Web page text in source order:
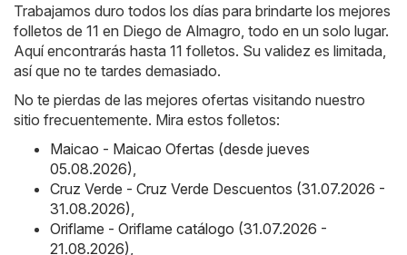
Trabajamos duro todos los días para brindarte los mejores
folletos de 11 en Diego de Almagro, todo en un solo lugar.
Aquí encontrarás hasta 11 folletos. Su validez es limitada,
así que no te tardes demasiado.
No te pierdas de las mejores ofertas visitando nuestro
sitio frecuentemente. Mira estos folletos:
Maicao - Maicao Ofertas (desde jueves
05.08.2026)
Cruz Verde - Cruz Verde Descuentos (31.07.2026 -
31.08.2026)
Oriflame - Oriflame catálogo (31.07.2026 -
21.08.2026)